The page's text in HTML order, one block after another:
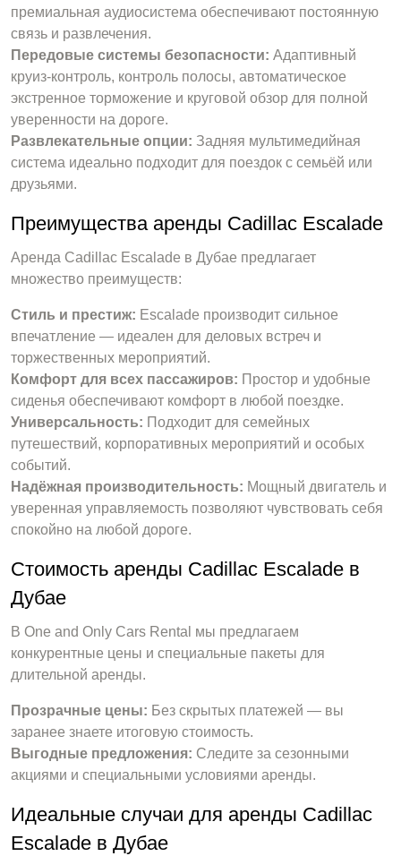
премиальная аудиосистема обеспечивают постоянную
связь и развлечения.
Передовые системы безопасности: Адаптивный
круиз-контроль, контроль полосы, автоматическое
экстренное торможение и круговой обзор для полной
уверенности на дороге.
Развлекательные опции: Задняя мультимедийная
система идеально подходит для поездок с семьёй или
друзьями.
Преимущества аренды Cadillac Escalade
Аренда Cadillac Escalade в Дубае предлагает
множество преимуществ:
Стиль и престиж: Escalade производит сильное
впечатление — идеален для деловых встреч и
торжественных мероприятий.
Комфорт для всех пассажиров: Простор и удобные
сиденья обеспечивают комфорт в любой поездке.
Универсальность: Подходит для семейных
путешествий, корпоративных мероприятий и особых
событий.
Надёжная производительность: Мощный двигатель и
уверенная управляемость позволяют чувствовать себя
спокойно на любой дороге.
Стоимость аренды Cadillac Escalade в
Дубае
В One and Only Cars Rental мы предлагаем
конкурентные цены и специальные пакеты для
длительной аренды.
Прозрачные цены: Без скрытых платежей — вы
заранее знаете итоговую стоимость.
Выгодные предложения: Следите за сезонными
акциями и специальными условиями аренды.
Идеальные случаи для аренды Cadillac
Escalade в Дубае